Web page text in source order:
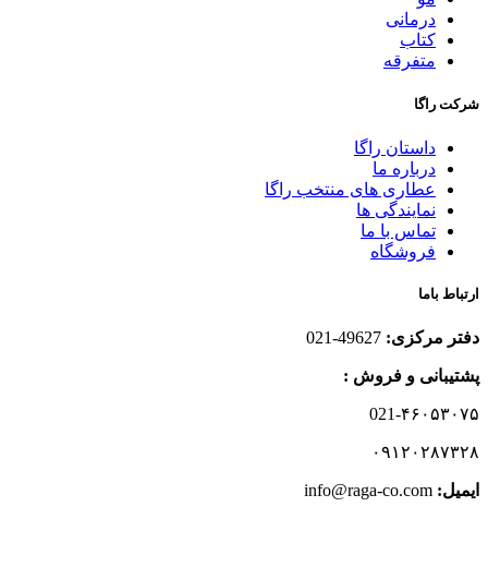
درمانی
کتاب
متفرقه
شرکت راگا
داستان راگا
درباره ما
عطاری های منتخب راگا
نمایندگی ها
تماس با ما
فروشگاه
ارتباط باما
دفتر مرکزی:
پشتیبانی و فروش :
021-۴۶۰۵۳۰۷۵
۰۹۱۲۰۲۸۷۳۲۸
ایمیل:‌